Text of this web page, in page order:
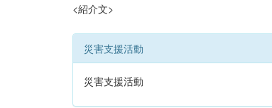
<紹介文>
災害支援活動
災害支援活動